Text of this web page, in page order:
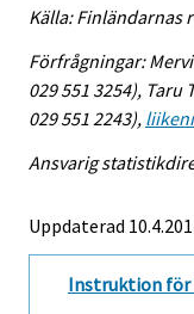
Källa: Finländarnas
Förfrågningar: Mervi
029 551 3254), Taru
029 551 2243),
Ansvarig
Uppdaterad
Instruktion för